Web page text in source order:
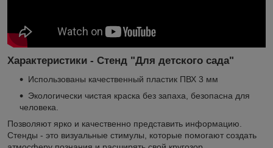
Характеристики - Стенд "Для детского сада"
Использованы качественный пластик ПВХ 3 мм
Экологически чистая краска без запаха, безопасна для
человека.
Позволяют ярко и качественно представить информацию.
Стенды - это визуальные стимулы, которые помогают создать